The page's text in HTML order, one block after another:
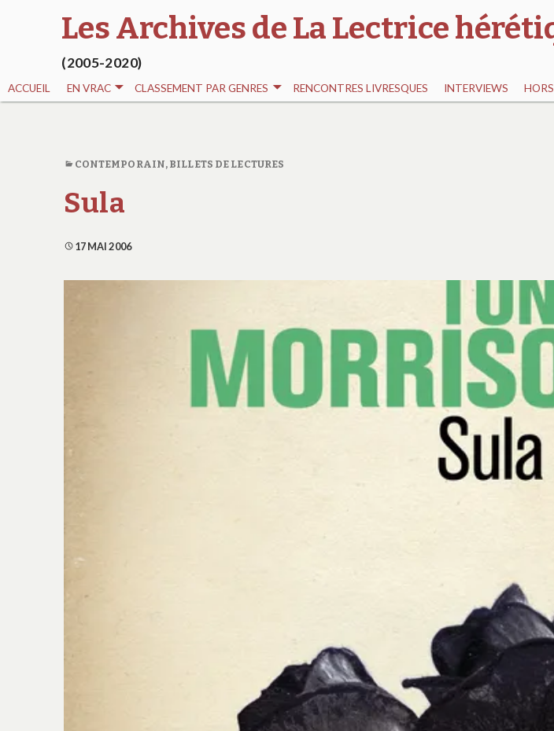
Les Archives de La Lectrice
(2005-2020)
ACCUEIL EN VRAC CLASSEMENT PAR GENRES RENCONTRES LIVRESQUES INTERVIEWS
CONTEMPORAIN, BILLETS DE LECTURES
Sula
17 MAI 2006